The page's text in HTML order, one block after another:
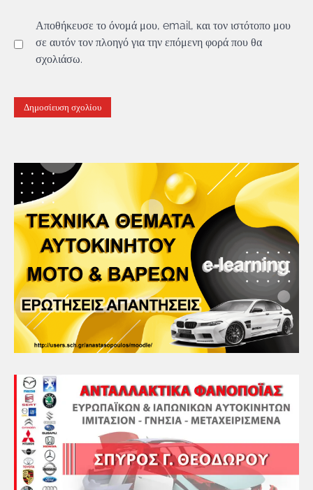
Αποθήκευσε το όνομά μου, email, και τον ιστότοπο μου
σε αυτόν τον πλοηγό για την επόμενη φορά που θα
σχολιάσω.